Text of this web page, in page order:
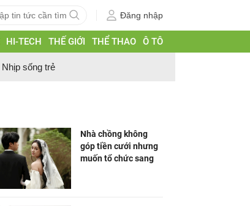
Đăng nhập
HI-TECH THẾ GIỚI THỂ THAO Ô TÔ
Nhịp sống trẻ
Nhà chồng không
góp tiền cưới nhưng
muốn tổ chức sang